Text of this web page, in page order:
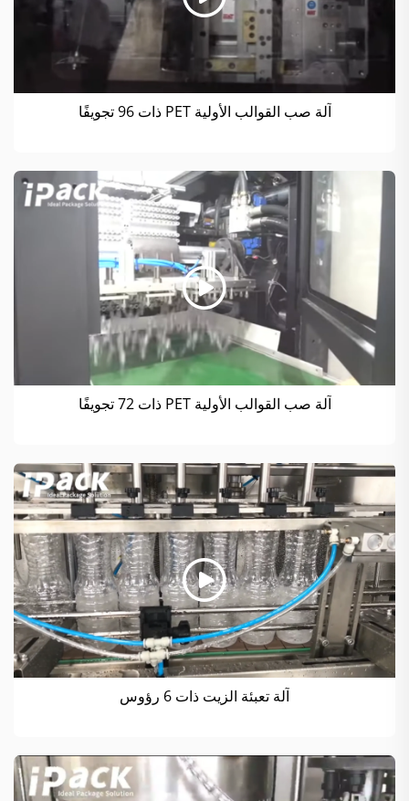
آلة صب القوالب الأولية PET ذات 96 تجويفًا
آلة صب القوالب الأولية PET ذات 72 تجويفًا
آلة تعبئة الزيت ذات 6 رؤوس